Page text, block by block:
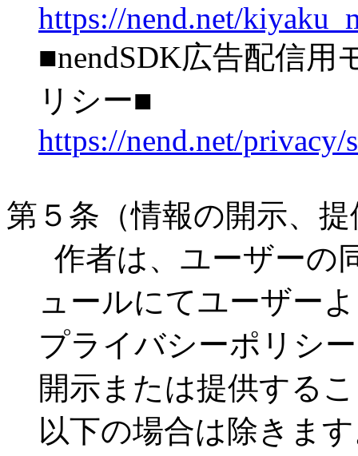
https://nend.net/
■nendSDK広告配信
リシー■
https://nend.net/privacy/
第５条（情報の開示、提
作者は、ユーザーの
ュールにてユーザー
プライバシーポリシ
開示または提供する
以下の場合は除きま